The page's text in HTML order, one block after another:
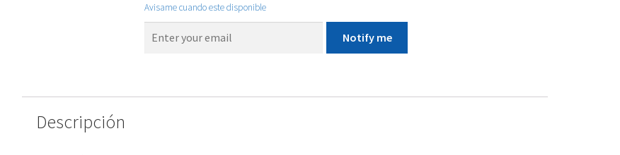
Avisame cuando este disponible
Notify me
Descripción